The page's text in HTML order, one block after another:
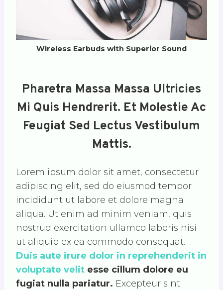
Wireless Earbuds with Superior Sound
Pharetra Massa Massa Ultricies
Mi Quis Hendrerit. Et Molestie Ac
Feugiat Sed Lectus Vestibulum
Mattis.
Lorem ipsum dolor sit amet, consectetur
adipiscing elit, sed do eiusmod tempor
incididunt ut labore et dolore magna
aliqua. Ut enim ad minim veniam, quis
nostrud exercitation ullamco laboris nisi
ut aliquip ex ea commodo consequat.
Duis aute irure dolor in reprehenderit in
voluptate velit esse cillum dolore eu
fugiat nulla pariatur. Excepteur sint